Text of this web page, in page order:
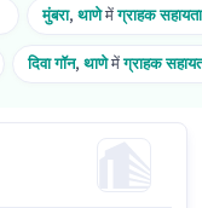
मुंबरा, थाणेमेंग्राहक
दिवा गॉन, थाणेमेंग्राहक